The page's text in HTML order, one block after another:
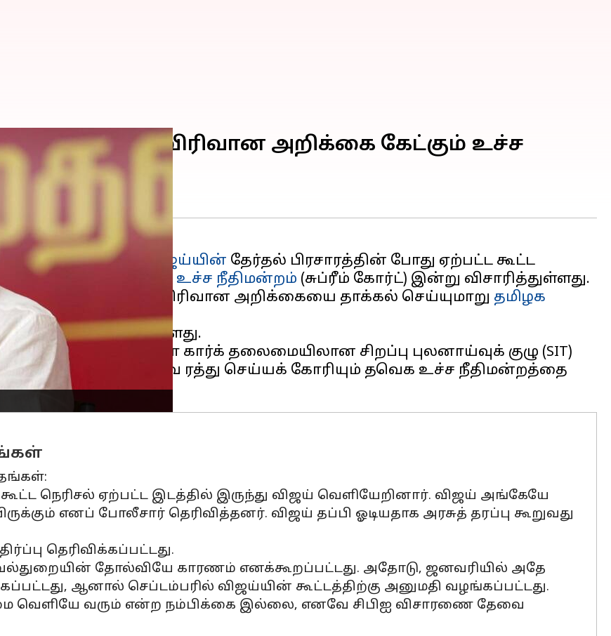
அரசிடம் விரிவான அறிக்கை கேட்கும் உச்ச
) தலைவர்நடிகர் விஜய்யின் தேர்தல் பிரசாரத்தின் போது ஏற்பட்ட கூட்ட
தொடர்பான வழக்கை உச்ச நீதிமன்றம் (சுப்ரீம் கோர்ட்) இன்று விசாரித்துள்ளது.
வழக்கு குறித்து விரிவான அறிக்கையை தாக்கல் செய்யுமாறு தமிழக
வைத்து உத்தரவிட்டுள்ளது.
ஐஜி அஸ்ரா கார்க் தலைமையிலான சிறப்பு புலனாய்வுக் குழு (SIT)
உத்தரவை ரத்து செய்யக் கோரியும் தவெக உச்ச நீதிமன்றத்தை
நெரிசல் ஏற்பட்ட இடத்தில் இருந்து விஜய் வெளியேறினார். விஜய் அங்கேயே
எனப் போலீசார் தெரிவித்தனர். விஜய் தப்பி ஓடியதாக அரசுத் தரப்பு கூறுவது
தெரிவிக்கப்பட்டது.
தோல்வியே காரணம் எனக்கூறப்பட்டது. அதோடு, ஜனவரியில் அதே
ஆனால் செப்டம்பரில் விஜய்யின் கூட்டத்திற்கு அனுமதி வழங்கப்பட்டது.
வரும் என்ற நம்பிக்கை இல்லை, எனவே சிபிஐ விசாரணை தேவை